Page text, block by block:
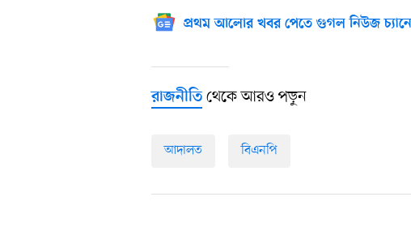
প্রথম আলোর খবর পেতে গুগল নিউজ
রাজনীতি থেকে আরও পড়ুন
আদালত বিএনপি